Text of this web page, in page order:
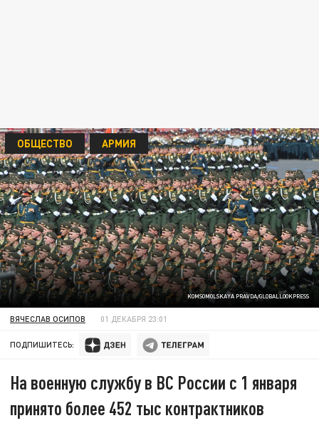
KOMSOMOLSKAYA PRAVDA/GLOBALLOOKPRESS
ОБЩЕСТВО АРМИЯ
ВЯЧЕСЛАВ ОСИПОВ 01 ДЕКАБРЯ 23:01
ПОДПИШИТЕСЬ:
На военную службу в ВС России с 1 января
принято более 452 тыс контрактников